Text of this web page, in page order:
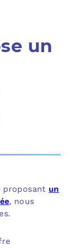
un
proposant un
, nous